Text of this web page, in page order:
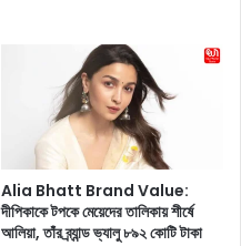
Alia Bhatt Brand Value:
দীপিকাকে টপকে মেয়েদের তালিকায় শীর্ষে
আলিয়া, তাঁর ব্র্যান্ড ভ্যালু ৮৯২ কোটি টাকা